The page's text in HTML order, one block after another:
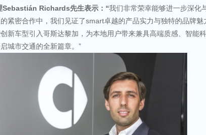
Sebastián Richards先生表示： “我们非常荣幸能够进一步深化
紧密合作中，我们见证了smart卓越的产品实力与独特的品牌魅
新车型引入哥斯达黎加，为本地用户带来兼具高端质感、智能
城市交通的全新篇章。”